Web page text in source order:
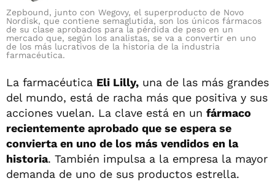
Zepbound, junto con Wegovy, el superproducto de Novo
Nordisk, que contiene semaglutida, son los únicos fármacos
de su clase aprobados para la pérdida de peso en un
mercado que, según los analistas, se va a convertir en uno
de los más lucrativos de la historia de la industria
farmacéutica.
La farmacéutica Eli Lilly, una de las más grandes
del mundo, está de racha más que positiva y sus
acciones vuelan. La clave está en un fármaco
recientemente aprobado que se espera se
convierta en uno de los más vendidos en la
historia. También impulsa a la empresa la mayor
demanda de uno de sus productos estrella.